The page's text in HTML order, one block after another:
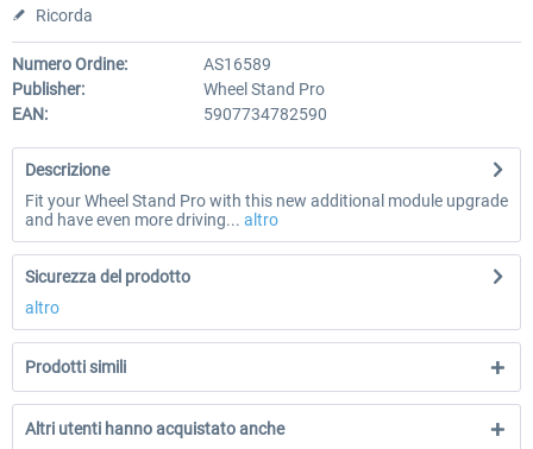
Ricorda
Numero Ordine:
AS16589
Publisher:
Wheel Stand Pro
EAN:
5907734782590
Descrizione
Fit your Wheel Stand Pro with this new additional module upgrade
and have even more driving... altro
Sicurezza del prodotto
altro
Prodotti simili
Altri utenti hanno acquistato anche